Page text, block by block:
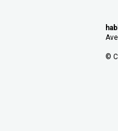
©